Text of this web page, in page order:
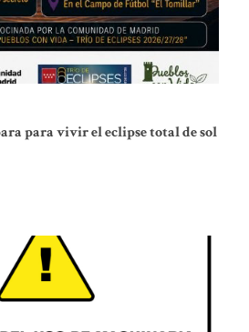
para vivir el eclipse total de sol